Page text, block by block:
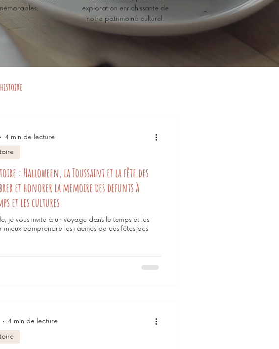
exploration enrichissante de
notre patrimoine culturel.
: Halloween, la Toussaint et la fête des
et honorer la memoire des defunts à
et les cultures
je vous invite à un voyage dans le temps et les
mieux comprendre les racines de ces fêtes des
4 min de lecture
4 min de lecture